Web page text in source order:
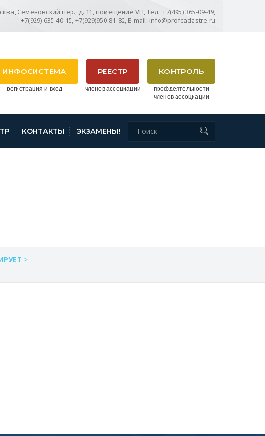
Семёновский пер., д. 11, помещение VIII, Тел.: +7(495) 365-09-49,
+7(929) 635-40-15, +7(929)950-81-82, E-mail: info@profcadastre.ru
КОНТРОЛЬ
профдеятельности
членов ассоциации
РЕЕСТР
членов ассоциации
ИНФОСИСТЕМА
регистрация и вход
КОНТАКТЫ ЭКЗАМЕНЫ!
>